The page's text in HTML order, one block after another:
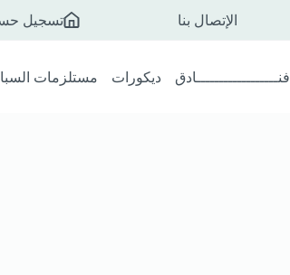
الإتصال بنا تسجيل
فنــــــــــــــــــادق ديكورات مستلزمات